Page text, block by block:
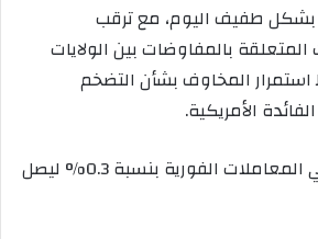
بشكل طفيف اليوم، مع ترقب
بالمفاوضات بين الولايات
استمرار المخاوف بشأن التضخم
الأمريكية.
وصعد سعر الذهب في المعاملات الفورية بنسبة 0.3% ليصل